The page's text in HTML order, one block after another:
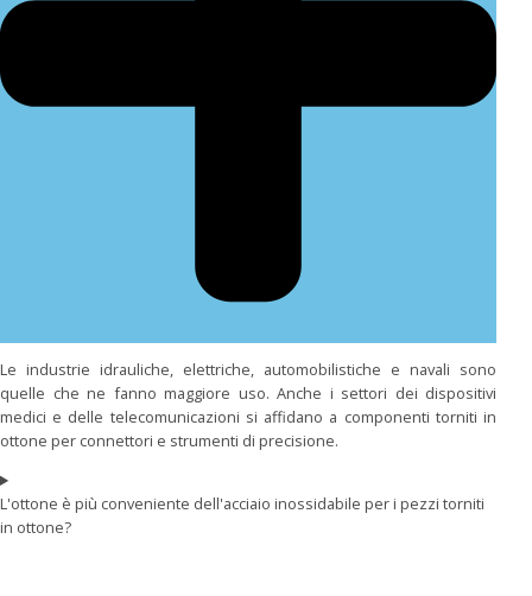
Le industrie idrauliche, elettriche, automobilistiche e navali sono
quelle che ne fanno maggiore uso. Anche i settori dei dispositivi
medici e delle telecomunicazioni si affidano a componenti torniti in
ottone per connettori e strumenti di precisione.
L'ottone è più conveniente dell'acciaio inossidabile per i pezzi torniti
in ottone?